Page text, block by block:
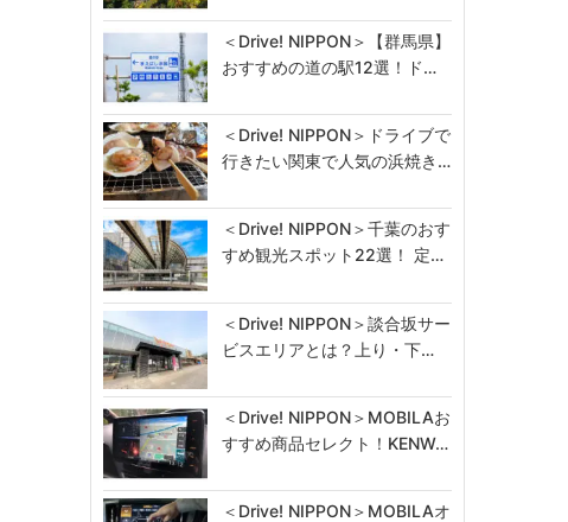
＜Drive! NIPPON＞【群馬県】
おすすめの道の駅12選！ド…
＜Drive! NIPPON＞ドライブで
行きたい関東で人気の浜焼き…
＜Drive! NIPPON＞千葉のおす
すめ観光スポット22選！ 定…
＜Drive! NIPPON＞談合坂サー
ビスエリアとは？上り・下…
＜Drive! NIPPON＞MOBILAお
すすめ商品セレクト！KENW…
＜Drive! NIPPON＞MOBILAオ